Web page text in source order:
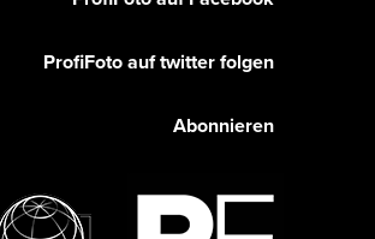
ProfiFoto auf twitter folgen
Abonnieren